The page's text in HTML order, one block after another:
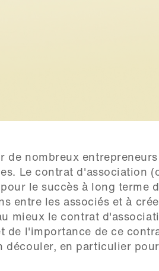
de nombreux
Le contrat d'association
le succès à long terme
entre les associés et à
mieux le contrat
de l'importance de ce
découler, en particulier